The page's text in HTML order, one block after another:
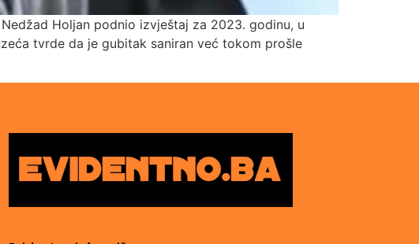
Holjan podnio izvještaj za 2023. godinu, u
tvrde da je gubitak saniran već tokom prošle